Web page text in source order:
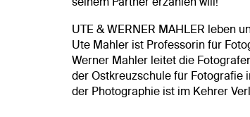
UTE & WERNER MAHLER leben
Ute Mahler ist Professorin für
Werner Mahler leitet die
der Ostkreuzschule für Fotografie
der Photographie ist im Kehrer